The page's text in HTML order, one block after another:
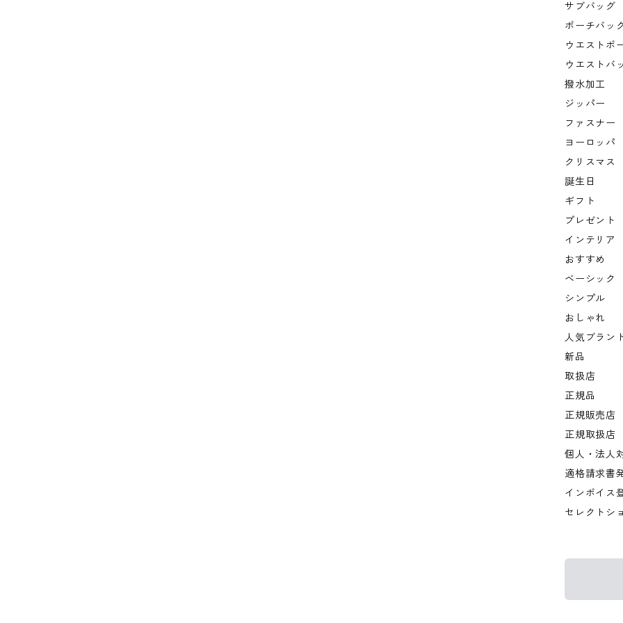
サブバッグ
ポーチバッ
ウエストポ
ウエストバ
撥水加工
ジッパー
ファスナー
ヨーロッパ
クリスマス
誕生日
ギフト
プレゼント
インテリア
おすすめ
ベーシック
シンプル
おしゃれ
人気ブラン
新品
取扱店
正規品
正規販売店
正規取扱店
個人・法人
適格請求書
インボイス
セレクトシ